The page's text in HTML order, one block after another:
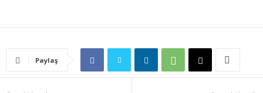
Paylaş